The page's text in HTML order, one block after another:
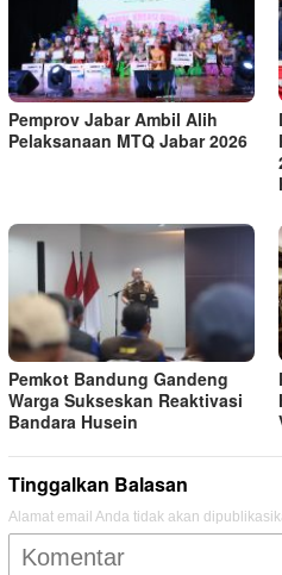
Pemprov Jabar Ambil Alih
Pelaksanaan MTQ Jabar 2026
Pemkot Bandung Gandeng
Warga Sukseskan Reaktivasi
Bandara Husein
Tinggalkan Balasan
Alamat email Anda tidak akan